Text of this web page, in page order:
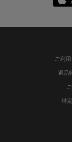
ご利
返品
特